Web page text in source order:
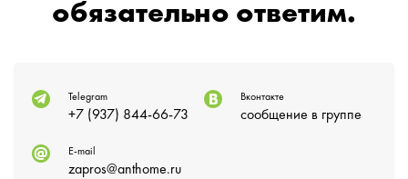
обязательно ответим.
Telegram
+7 (937) 844-66-73
Вконтакте
сообщение в группе
E-mail
zapros@anthome.ru